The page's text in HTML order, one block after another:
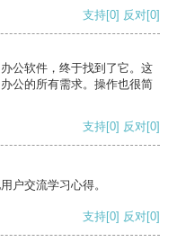
支持[0] 反对[0]
公软件，终于找到了它。这
公的所有需求。操作也很简
支持[0] 反对[0]
户交流学习心得。
支持[0] 反对[0]